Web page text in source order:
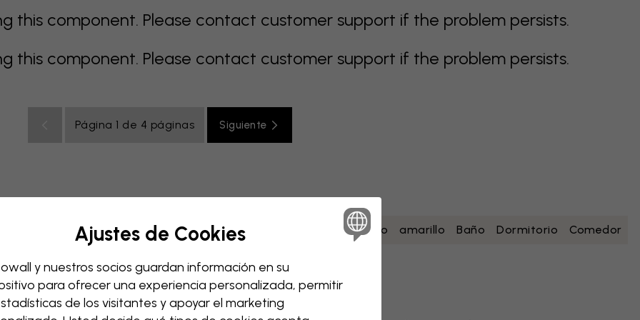
this component. Please contact customer support if the problem persists.
this component. Please contact customer support if the problem persists.
Página 1 de 4 páginas Siguiente
coloridos naranja rosa púrpura blanco amarillo Baño Dormitorio Comedor
Ajustes de Cookies
y nuestros socios guardan información en su
para ofrecer una experiencia personalizada, permitir
de los visitantes y apoyar el marketing